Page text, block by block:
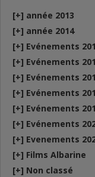
[+] année 2013
[+] année 2014
[+] Evénements
[+] Evénements
[+] Evénements
[+] Evénements
[+] Evénements
[+] Evénements
[+] Evenements
[+] Films Albarine
[+] Non classé